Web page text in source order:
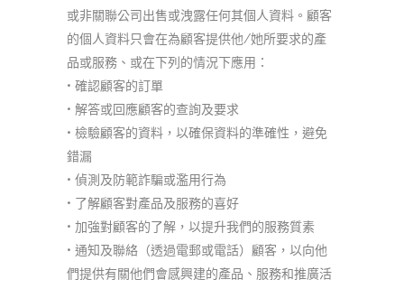
或非關聯公司出售或洩露任何其個人資料 。 顧客
的個人資料只會在為顧客提供他/她所要求的產
品或服務、或在下列的情況下應用：
• 確認顧客的訂單
• 解答或回應顧客的查詢及要求
• 檢驗顧客的資料，以確保資料的準確性，避免
錯漏
• 偵測及防範詐騙或濫用行為
• 了解顧客對產品及服務的喜好
• 加強對顧客的了解，以提升我們的服務質素
• 通知及聯絡（透過電郵或電話）顧客，以向他
們提供有關他們會感興建的產品、服務和推廣活